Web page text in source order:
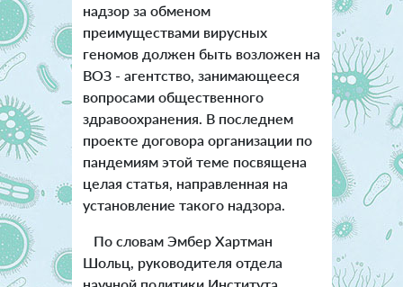
надзор за обменом
преимуществами вирусных
геномов должен быть возложен на
ВОЗ - агентство, занимающееся
вопросами общественного
здравоохранения. В последнем
проекте договора организации по
пандемиям этой теме посвящена
целая статья, направленная на
установление такого надзора.
По словам Эмбер Хартман
Шольц, руководителя отдела